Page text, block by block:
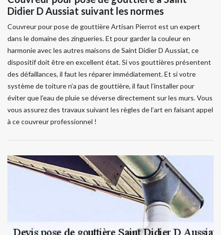
Didier D Aussiat suivant les normes
Couvreur pour pose de gouttière Artisan Pierrot est un expert
dans le domaine des zingueries. Et pour garder la couleur en
harmonie avec les autres maisons de Saint Didier D Aussiat, ce
dispositif doit être en excellent état. Si vos gouttières présentent
des défaillances, il faut les réparer immédiatement. Et si votre
système de toiture n’a pas de gouttière, il faut l’installer pour
éviter que l’eau de pluie se déverse directement sur les murs. Vous
vous assurez des travaux suivant les règles de l’art en faisant appel
à ce couvreur professionnel !